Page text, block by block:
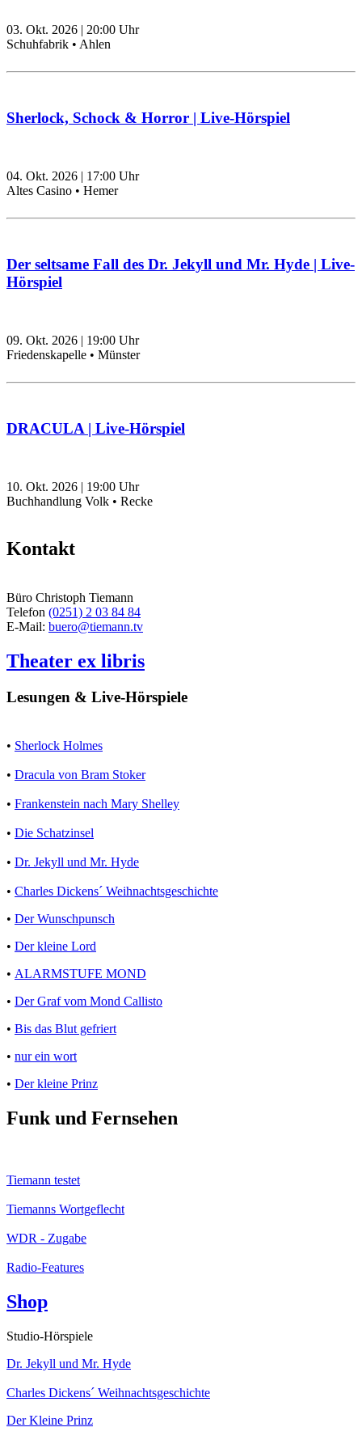
03. Okt. 2026 | 20:00 Uhr
Schuhfabrik • Ahlen
Sherlock, Schock & Horror | Live-Hörspiel
04. Okt. 2026 | 17:00 Uhr
Altes Casino • Hemer
Der seltsame Fall des Dr. Jekyll und Mr. Hyde | Live-
Hörspiel
09. Okt. 2026 | 19:00 Uhr
Friedenskapelle • Münster
DRACULA | Live-Hörspiel
10. Okt. 2026 | 19:00 Uhr
Buchhandlung Volk • Recke
Kontakt
Büro Christoph Tiemann
Telefon (0251) 2 03 84 84
E-Mail: buero@tiemann.tv
Theater ex libris
Lesungen & Live-Hörspiele
• Sherlock Holmes
• Dracula von Bram Stoker
• Frankenstein nach Mary Shelley
• Die Schatzinsel
• Dr. Jekyll und Mr. Hyde
• Charles Dickens´ Weihnachtsgeschichte
• Der Wunschpunsch
• Der kleine Lord
• ALARMSTUFE MOND
• Der Graf vom Mond Callisto
• Bis das Blut gefriert
• nur ein wort
• Der kleine Prinz
Funk und Fernsehen
Tiemann testet
Tiemanns Wortgeflecht
WDR - Zugabe
Radio-Features
Shop
Studio-Hörspiele
Dr. Jekyll und Mr. Hyde
Charles Dickens´ Weihnachtsgeschichte
Der Kleine Prinz